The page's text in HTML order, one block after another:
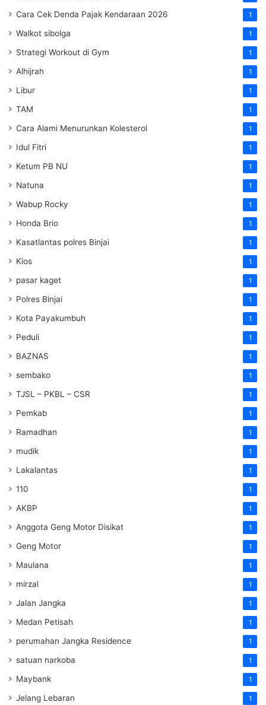
Cara Cek Denda Pajak Kendaraan 2026 1
Walkot sibolga 1
Strategi Workout di Gym 1
Alhijrah 1
Libur 1
TAM 1
Cara Alami Menurunkan Kolesterol 1
Idul Fitri 1
Ketum PB NU 1
Natuna 1
Wabup Rocky 1
Honda Brio 1
Kasatlantas polres Binjai 1
Kios 1
pasar kaget 1
Polres Binjai 1
Kota Payakumbuh 1
Peduli 1
BAZNAS 1
sembako 1
TJSL – PKBL – CSR 1
Pemkab 1
Ramadhan 1
mudik 1
Lakalantas 1
110 1
AKBP 1
Anggota Geng Motor Disikat 1
Geng Motor 1
Maulana 1
mirzal 1
Jalan Jangka 1
Medan Petisah 1
perumahan Jangka Residence 1
satuan narkoba 1
Maybank 1
Jelang Lebaran 1